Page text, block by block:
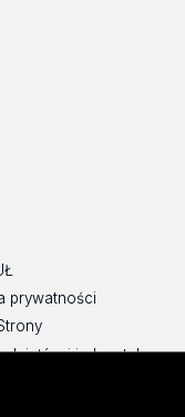
prywatności
i jednostek